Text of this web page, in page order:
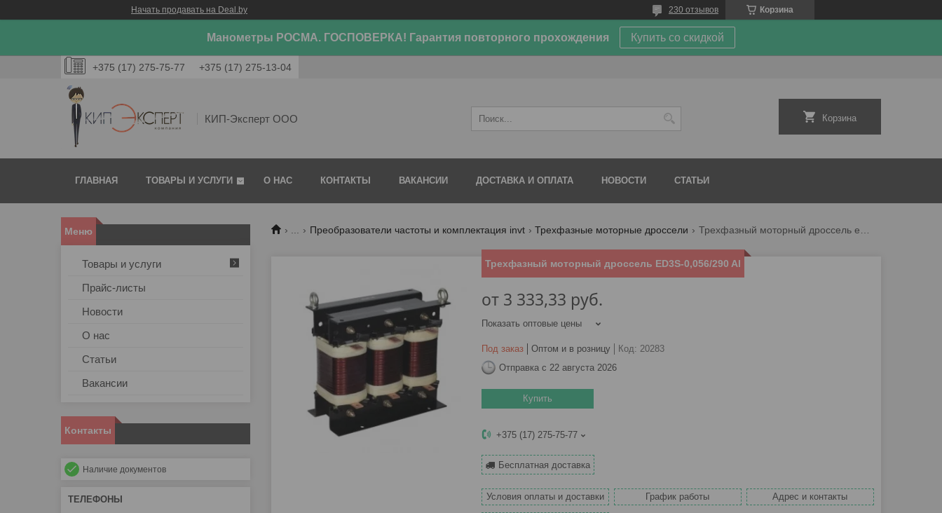
Начать продавать на Deal.by Корзина
230 отзывов
Манометры РОСМА. ГОСПОВЕРКА! Гарантия повторного прохождения Купить со скидкой
+375 (17) 275-75-77 +375 (17) 275-13-04
КИП-Эксперт ООО Корзина
ГЛАВНАЯ ТОВАРЫ И УСЛУГИ О НАС КОНТАКТЫ ВАКАНСИИ ДОСТАВКА И ОПЛАТА НОВОСТИ СТАТЬИ
... Преобразователи частоты и комплектация invt Трехфазные моторные дроссели Трехфазный моторный дроссель ed3s-0,056/290 al
Трехфазный моторный дроссель ED3S-0,056/290 Al
от 3 333,33 руб.
Показать оптовые цены
Под заказ Оптом и в розницу Код: 20283
Отправка с 22 августа 2026
Купить
+375 (17) 275-75-77
Бесплатная доставка
Условия оплаты и доставки График работы Адрес и контакты
Товары и услуги
Прайс-листы
Новости
О нас
Статьи
Вакансии
Контакты
Наличие документов